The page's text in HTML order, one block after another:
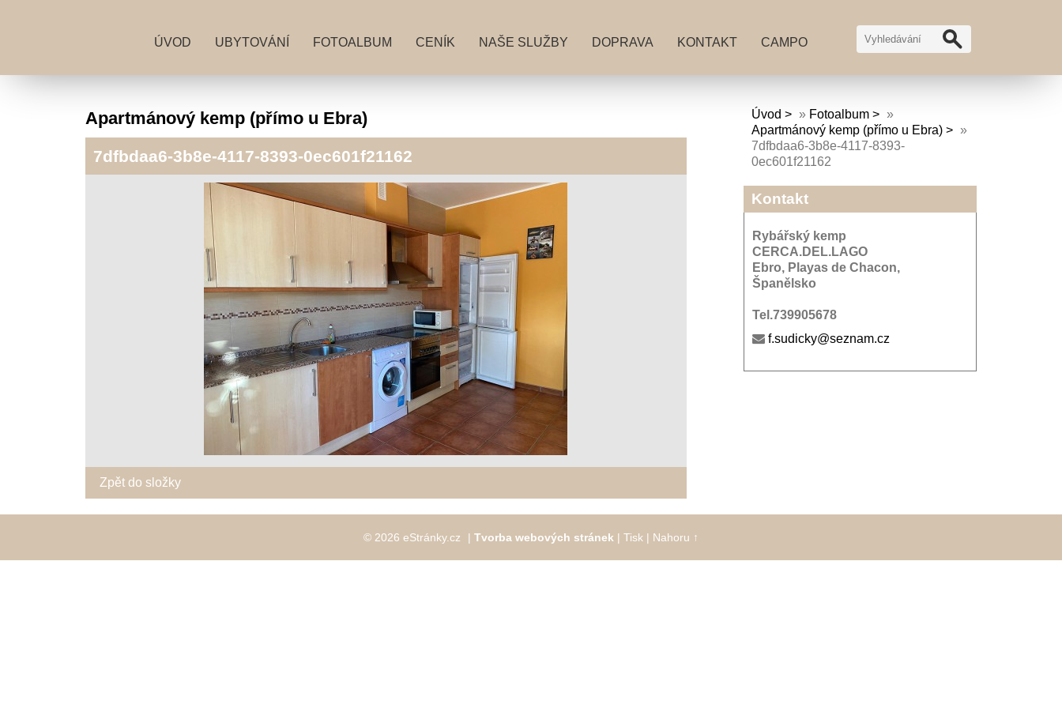
ÚVOD UBYTOVÁNÍ FOTOALBUM CENÍK NAŠE SLUŽBY DOPRAVA KONTAKT CAMPO
Apartmánový kemp (přímo u Ebra)
7dfbdaa6-3b8e-4117-8393-0ec601f21162
Zpět do složky
Úvod » Fotoalbum
»
Apartmánový kemp (přímo u Ebra)
»
7dfbdaa6-3b8e-4117-8393-
0ec601f21162
Kontakt
Rybářský kemp
CERCA.DEL.LAGO
Ebro, Playas de Chacon,
Španělsko
Tel.739905678
f.sudicky@seznam.cz
© 2026 eStránky.cz | Tvorba webových stránek | Tisk | Nahoru ↑